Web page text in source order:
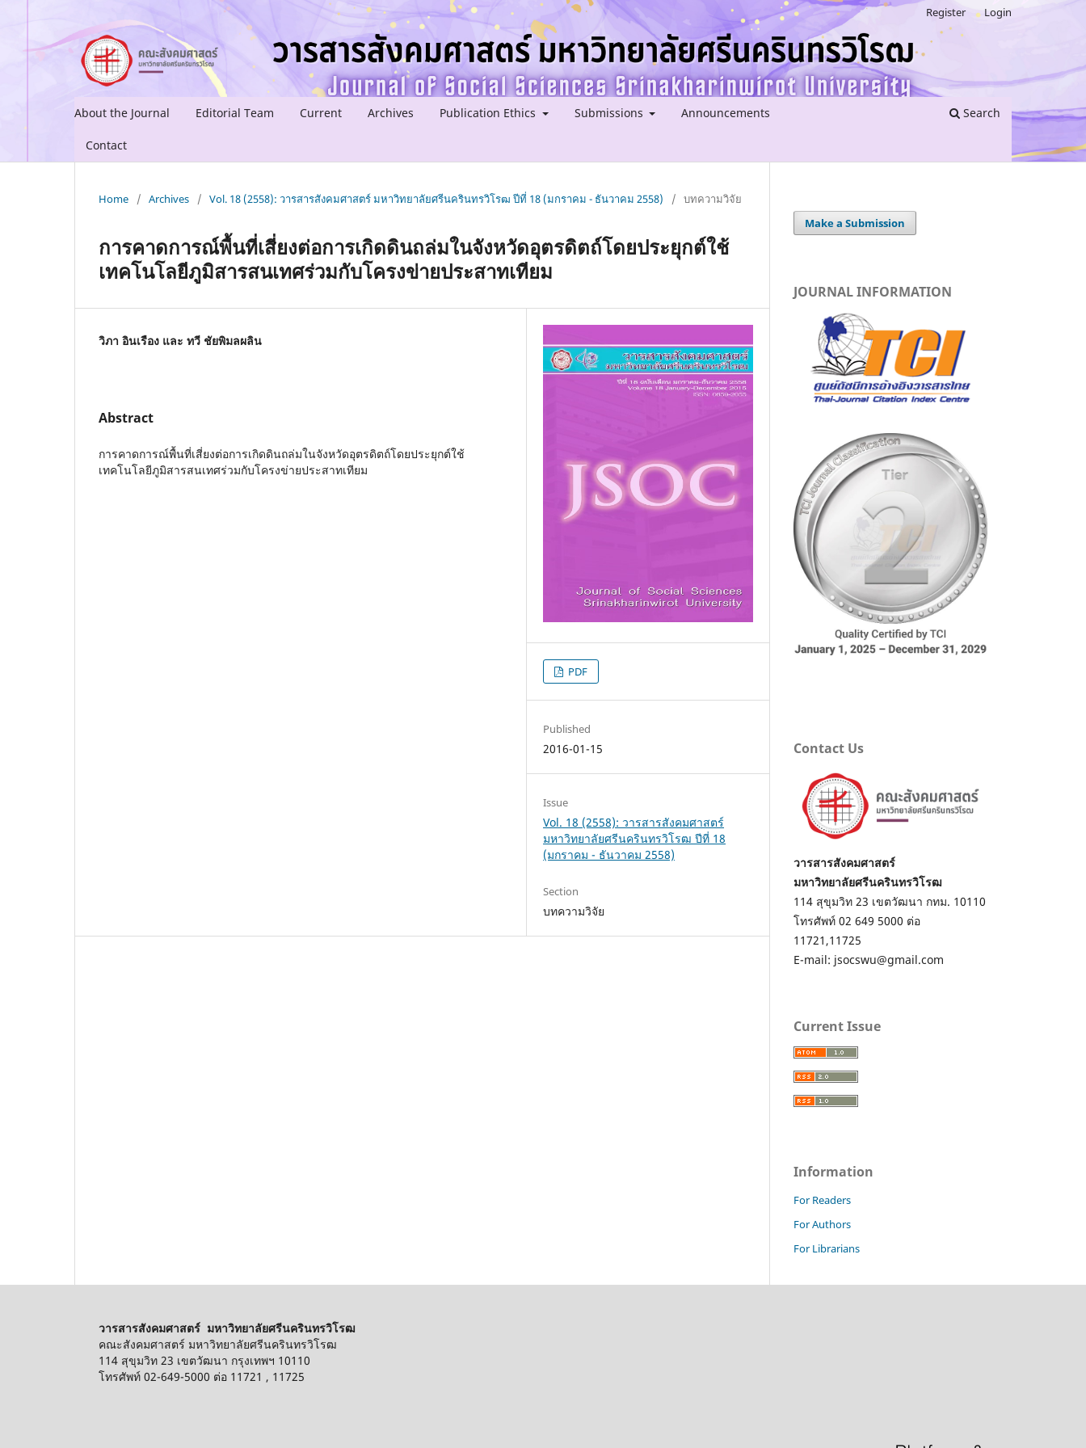
About the Journal Editorial Team Current Archives Publication Ethics Submissions Announcements
Contact
Search
Register Login
Home / Archives / Vol. 18 (2558): วารสารสังคมศาสตร์ มหาวิทยาลัยศรีนครินทรวิโรฒ ปีที่ 18 (มกราคม - ธันวาคม 2558) / บทความวิจัย
การคาดการณ์พื้นที่เสี่ยงต่อการเกิดดินถล่มในจังหวัดอุตรดิตถ์โดยประยุกต์ใช้
เทคโนโลยีภูมิสารสนเทศร่วมกับโครงข่ายประสาทเทียม
วิภา อินเรือง และ ทวี ชัยพิมลผลิน
Abstract
การคาดการณ์พื้นที่เสี่ยงต่อการเกิดดินถล่มในจังหวัดอุตรดิตถ์โดยประยุกต์ใช้
เทคโนโลยีภูมิสารสนเทศร่วมกับโครงข่ายประสาทเทียม
PDF
Published
2016-01-15
Issue
Vol. 18 (2558): วารสารสังคมศาสตร์
มหาวิทยาลัยศรีนครินทรวิโรฒ ปีที่ 18
(มกราคม - ธันวาคม 2558)
Section
บทความวิจัย
Make a Submission
JOURNAL INFORMATION
Contact Us
วารสารสังคมศาสตร์
มหาวิทยาลัยศรีนครินทรวิโรฒ
114 สุขุมวิท 23 เขตวัฒนา กทม. 10110
โทรศัพท์ 02 649 5000 ต่อ
11721,11725
E-mail: jsocswu@gmail.com
Current Issue
Information
For Readers
For Authors
For Librarians
วารสารสังคมศาสตร์ มหาวิทยาลัยศรีนครินทรวิโรฒ
คณะสังคมศาสตร์ มหาวิทยาลัยศรีนครินทรวิโรฒ
114 สุขุมวิท 23 เขตวัฒนา กรุงเทพฯ 10110
โทรศัพท์ 02-649-5000 ต่อ 11721 , 11725